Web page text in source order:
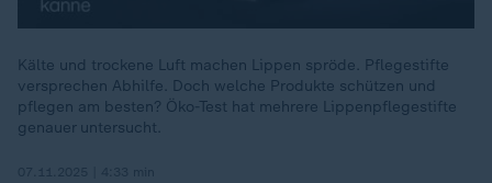
Kälte und trockene Luft machen Lippen spröde. Pflegestifte
versprechen Abhilfe. Doch welche Produkte schützen und
pflegen am besten? Öko-Test hat mehrere Lippenpflegestifte
genauer untersucht.